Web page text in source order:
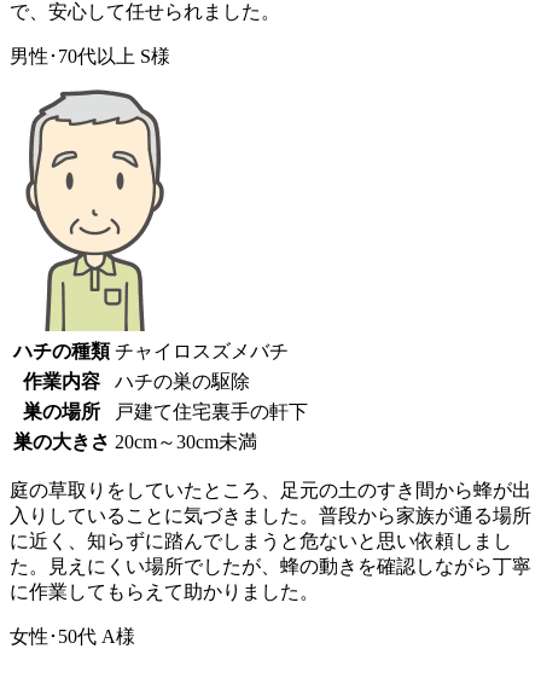
で、安心して任せられました。
男性･70代以上 S様
ハチの種類 チャイロスズメバチ
作業内容
ハチの巣の駆除
巣の場所
戸建て住宅裏手の軒下
巣の大きさ 20cm～30cm未満
庭の草取りをしていたところ、足元の土のすき間から蜂が出
入りしていることに気づきました。普段から家族が通る場所
に近く、知らずに踏んでしまうと危ないと思い依頼しまし
た。見えにくい場所でしたが、蜂の動きを確認しながら丁寧
に作業してもらえて助かりました。
女性･50代 A様